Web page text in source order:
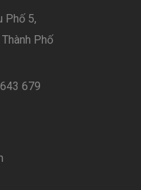
Phố 5,
Phố
679